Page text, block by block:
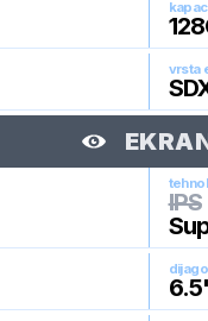
128
vrsta
IPS
6.5